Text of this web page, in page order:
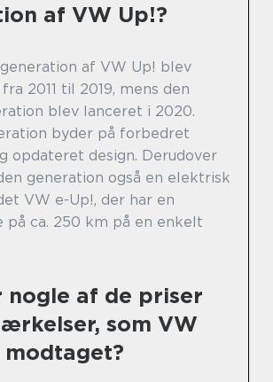
af VW Up!?
af VW Up! blev
2011 til 2019, mens den
blev lanceret i 2020.
byder på forbedret
opdateret design. Derudover
generation også en elektrisk
VW e-Up!, der har en
ca. 250 km på en enkelt
nogle af de priser
som VW
modtaget?